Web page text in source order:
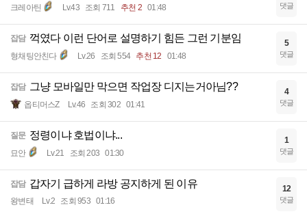
크레아틴 Lv.43 조회 711 추천 2 01:48 댓글
잡담 꺽였다 이런 단어로 설명하기 힘든 그런 기분임
형채팅안친다 Lv.26 조회 554 추천 12 01:48
5
댓글
잡담 그냥 모바일만 막으면 작업장 디지는거아님??
옵티머스Z Lv.46 조회 302 01:41
4
댓글
질문 정령이냐 호법이냐...
묘안 Lv.21 조회 203 01:30
1
댓글
잡담 갑자기 급하게 라방 공지하게 된 이유
왕변태 Lv.2 조회 953 01:16
12
댓글